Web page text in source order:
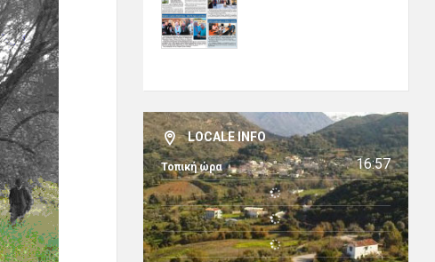
LOCALE INFO
Τοπική ώρα 16:57